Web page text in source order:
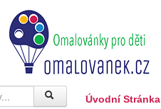
Úvodní Stránka